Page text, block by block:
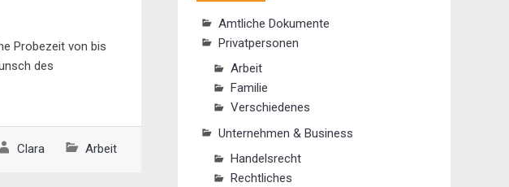
Probezeit von bis
des
Clara Arbeit
Amtliche Dokumente
Privatpersonen
Arbeit
Familie
Verschiedenes
Unternehmen & Business
Handelsrecht
Rechtliches